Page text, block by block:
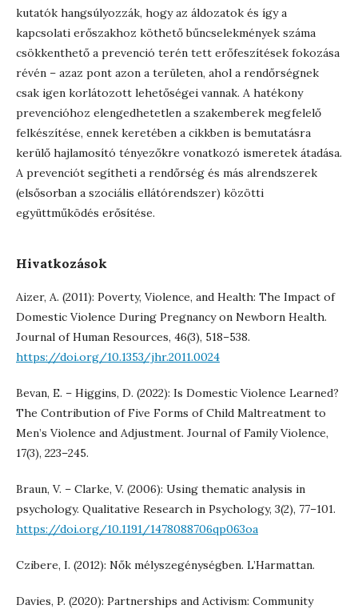
kutatók hangsúlyozzák, hogy az áldozatok és így a
kapcsolati erőszakhoz köthető bűncselekmények száma
csökkenthető a prevenció terén tett erőfeszítések fokozása
révén – azaz pont azon a területen, ahol a rendőrségnek
csak igen korlátozott lehetőségei vannak. A hatékony
prevencióhoz elengedhetetlen a szakemberek megfelelő
felkészítése, ennek keretében a cikkben is bemutatásra
kerülő hajlamosító tényezőkre vonatkozó ismeretek átadása.
A prevenciót segítheti a rendőrség és más alrendszerek
(elsősorban a szociális ellátórendszer) közötti
együttműködés erősítése.
Hivatkozások
Aizer, A. (2011): Poverty, Violence, and Health: The Impact of
Domestic Violence During Pregnancy on Newborn Health.
Journal of Human Resources, 46(3), 518–538.
https://doi.org/10.1353/jhr.2011.0024
Bevan, E. – Higgins, D. (2022): Is Domestic Violence Learned?
The Contribution of Five Forms of Child Maltreatment to
Men’s Violence and Adjustment. Journal of Family Violence,
17(3), 223–245.
Braun, V. – Clarke, V. (2006): Using thematic analysis in
psychology. Qualitative Research in Psychology, 3(2), 77–101.
https://doi.org/10.1191/1478088706qp063oa
Czibere, I. (2012): Nők mélyszegénységben. L’Harmattan.
Davies, P. (2020): Partnerships and Activism: Community